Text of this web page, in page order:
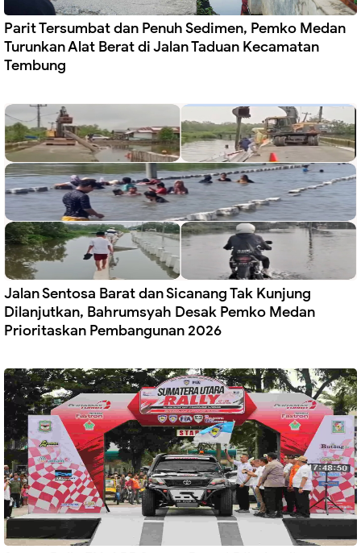
Parit Tersumbat dan Penuh Sedimen, Pemko Medan
Turunkan Alat Berat di Jalan Taduan Kecamatan
Tembung
Jalan Sentosa Barat dan Sicanang Tak Kunjung
Dilanjutkan, Bahrumsyah Desak Pemko Medan
Prioritaskan Pembangunan 2026